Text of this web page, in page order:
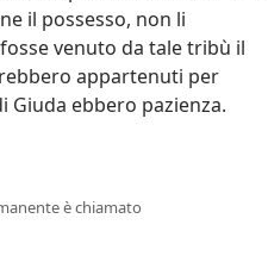
il possesso, non li
venuto da tale tribù il
appartenuti per
Giuda ebbero pazienza.
è chiamato